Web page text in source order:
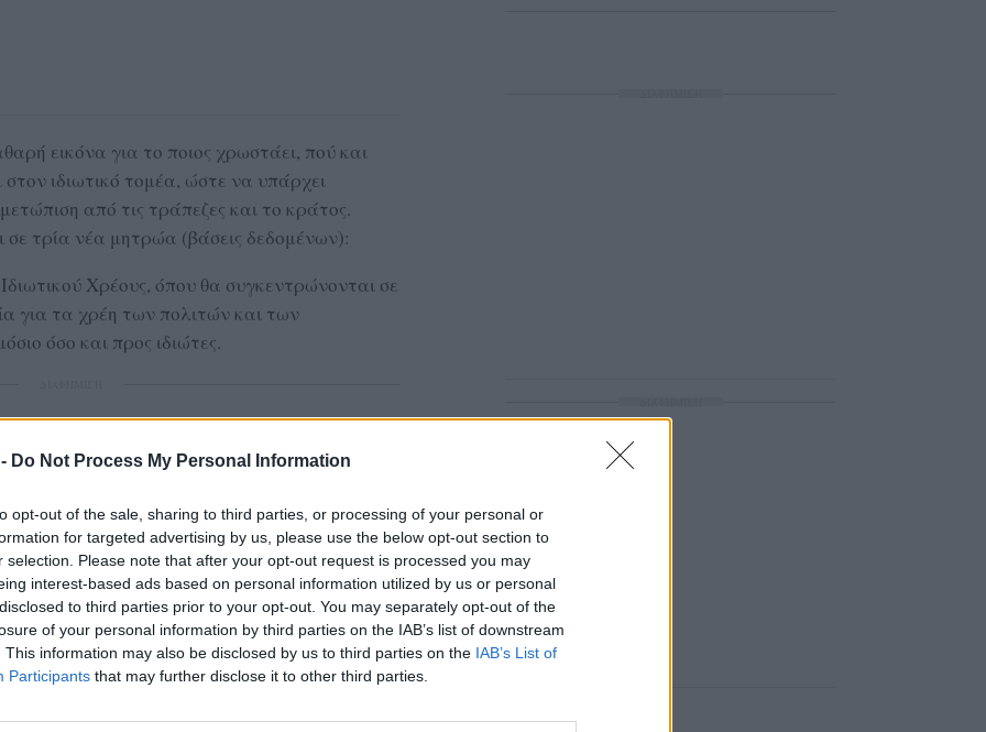
Do Not Process My Personal Information
opt-out of the sale, sharing to third parties, or processing of your personal or
for targeted advertising by us, please use the below opt-out section to
selection. Please note that after your opt-out request is processed you may
interest-based ads based on personal information utilized by us or personal
to third parties prior to your opt-out. You may separately opt-out of the
of your personal information by third parties on the IAB’s list of downstream
This information may also be disclosed by us to third parties on the IAB’s List of
Participants that may further disclose it to other third parties.
εικόνα για το ποιος χρωστάει, πού και
ιδιωτικό τομέα, ώστε να υπάρχει
από τις τράπεζες και το κράτος.
σε τρία νέα μητρώα (βάσεις δεδομένων):
Χρέους, όπου θα συγκεντρώνονται σε
για τα χρέη των πολιτών και των
όσο και προς ιδιώτες.